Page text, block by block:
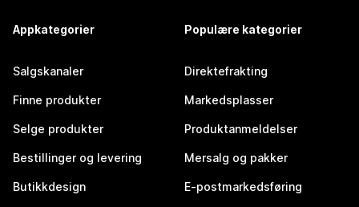
Appkategorier
Salgskanaler
Finne produkter
Selge produkter
Bestillinger og levering
Butikkdesign
Populære kategorier
Direktefrakting
Markedsplasser
Produktanmeldelser
Mersalg og pakker
E-postmarkedsføring